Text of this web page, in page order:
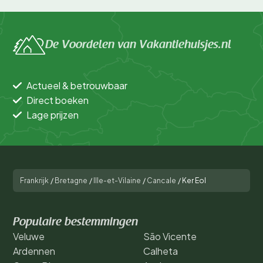
De Voordelen van Vakantiehuisjes.nl
Actueel & betrouwbaar
Direct boeken
Lage prijzen
Frankrijk / Bretagne / Ille-et-Vilaine / Cancale / Ker Eol
Populaire bestemmingen
Veluwe
Ardennen
São Vicente
Calheta